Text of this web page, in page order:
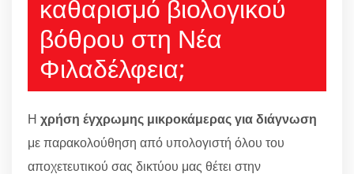
καθαρισμό βιολογικού
βόθρου στη Νέα
Φιλαδέλφεια;
Η χρήση έγχρωμης μικροκάμερας για διάγνωση
με παρακολούθηση από υπολογιστή όλου του
αποχετευτικού σας δικτύου μας θέτει στην